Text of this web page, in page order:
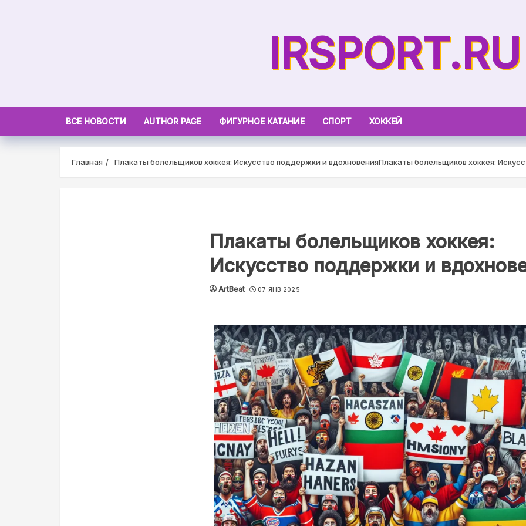
IRSPORT.RU
ВСЕ НОВОСТИ AUTHOR PAGE ФИГУРНОЕ КАТАНИЕ СПОРТ ХОККЕЙ
Главная Плакаты болельщиков хоккея: Искусство поддержки и вдохновенияПлакаты болельщиков хоккея:
Плакаты болельщиков хоккея:
Искусство поддержки и
ArtBeat 07 ЯНВ 2025